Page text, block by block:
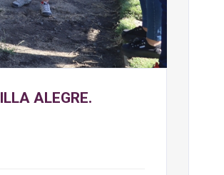
ALEGRE.